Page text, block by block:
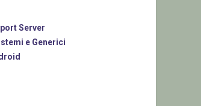
Server
e Generici